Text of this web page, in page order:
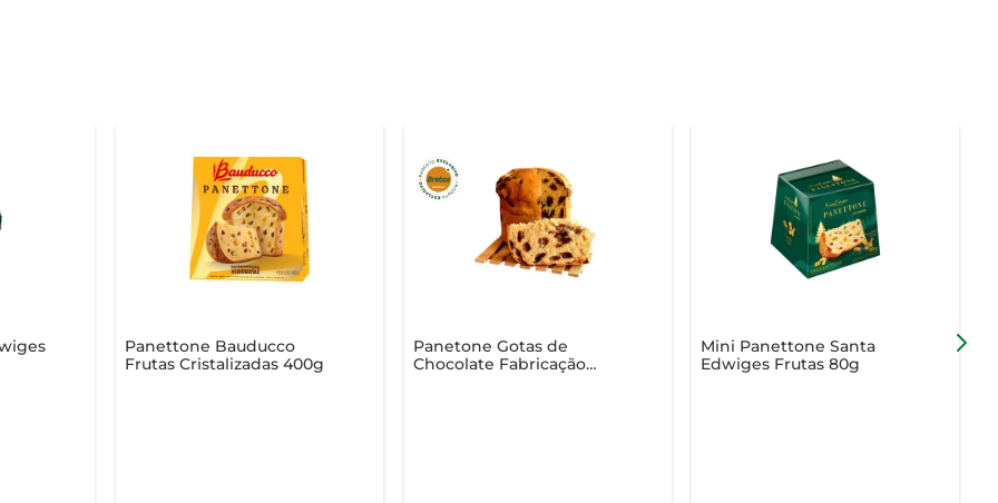
Panettone Bauducco
Frutas Cristalizadas 400g
Panetone Gotas de
Chocolate Fabricação
Mini Panettone Santa
Edwiges Frutas 80g